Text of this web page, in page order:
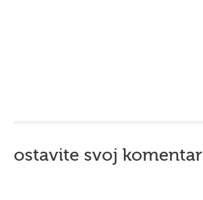
ostavite svoj komentar